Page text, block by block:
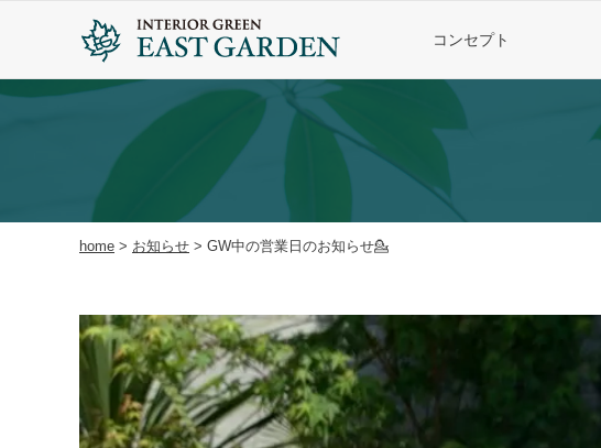
コンセプト
home > お知らせ > GW中の営業日のお知らせ💁